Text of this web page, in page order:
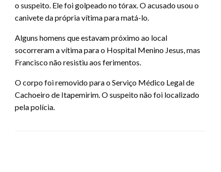
o suspeito. Ele foi golpeado no tórax. O acusado usou o
canivete da própria vítima para matá-lo.
Alguns homens que estavam próximo ao local
socorreram a vítima para o Hospital Menino Jesus, mas
Francisco não resistiu aos ferimentos.
O corpo foi removido para o Serviço Médico Legal de
Cachoeiro de Itapemirim. O suspeito não foi localizado
pela polícia.